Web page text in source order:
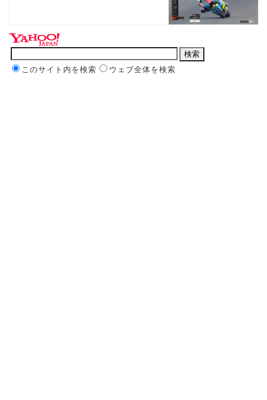
このサイト内を検索 ウェブ全体を検索